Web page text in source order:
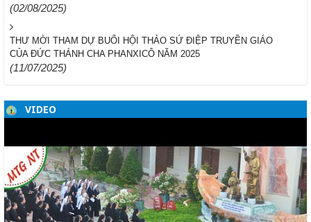
(02/08/2025)
THƯ MỜI THAM DỰ BUỔI HỘI THẢO SỨ ĐIỆP TRUYỀN GIÁO
CỦA ĐỨC THÁNH CHA PHANXICÔ NĂM 2025
(11/07/2025)
VIDEO